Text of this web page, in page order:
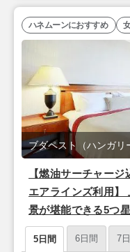
【燃油サーチャー
エアラインズ利用】
景が堪能できる5つ
ル ブダペスト』宿泊
史を楽しむ「ブダペ
ブダペスト（ハンガリ
ハネムーンにおすすめ
5日間 6日間 7